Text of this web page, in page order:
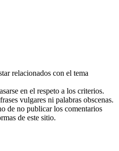
relacionados con el tema
en el respeto a los criterios.
vulgares ni palabras obscenas.
de no publicar los comentarios
de este sitio.